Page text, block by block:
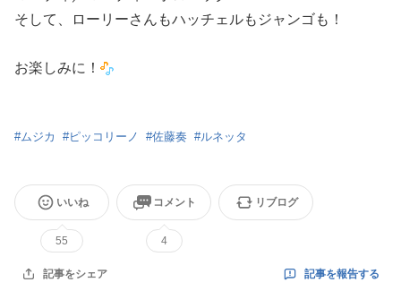
そして、ローリーさんもハッチェルもジャンゴも！
お楽しみに！
#ムジカ #ピッコリーノ #佐藤奏 #ルネッタ
いいね
55
コメント
4
リブログ
記事をシェア 記事を報告する